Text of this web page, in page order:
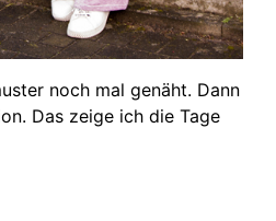
noch mal genäht. Dann
Das zeige ich die Tage